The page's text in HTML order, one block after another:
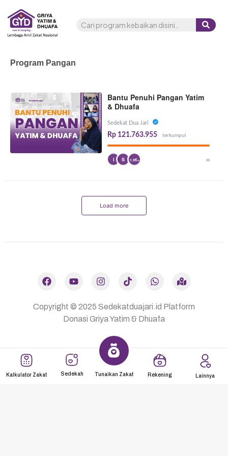
Program Pangan
Bantu Penuhi Pangan Yatim
& Dhuafa
Sedekat Dua Jari
Rp 121.763.955 terkumpul
I S 1.9K+ ∞
Load more
Copyright © 2025 Sedekatduajari.id Platform
Donasi Griya Yatim & Dhuafa
Kalkulator Zakat Sedekah Tunaikan Zakat Rekening Lainnya